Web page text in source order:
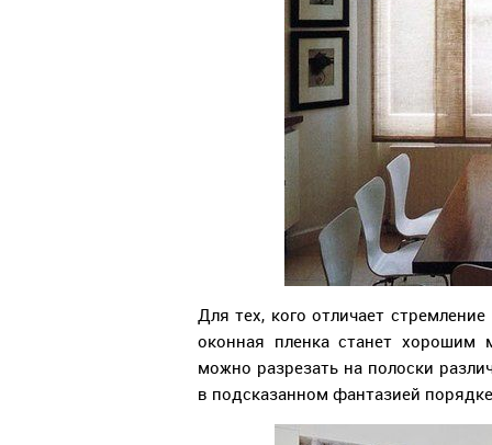
Для тех, кого отличает
оконная пленка станет хорошим
можно разрезать на полоски
в подсказанном фантазией